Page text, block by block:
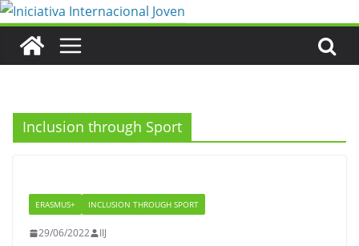
Saltar
contenido
Inclusion through Sport
ERASMUS+ INCLUSION THROUGH SPORT
29/06/2022 IIJ